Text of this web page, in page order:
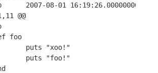
2007-08-01 16:19:26.000000000 -
@@
foo
puts "xoo!"
puts "foo!"